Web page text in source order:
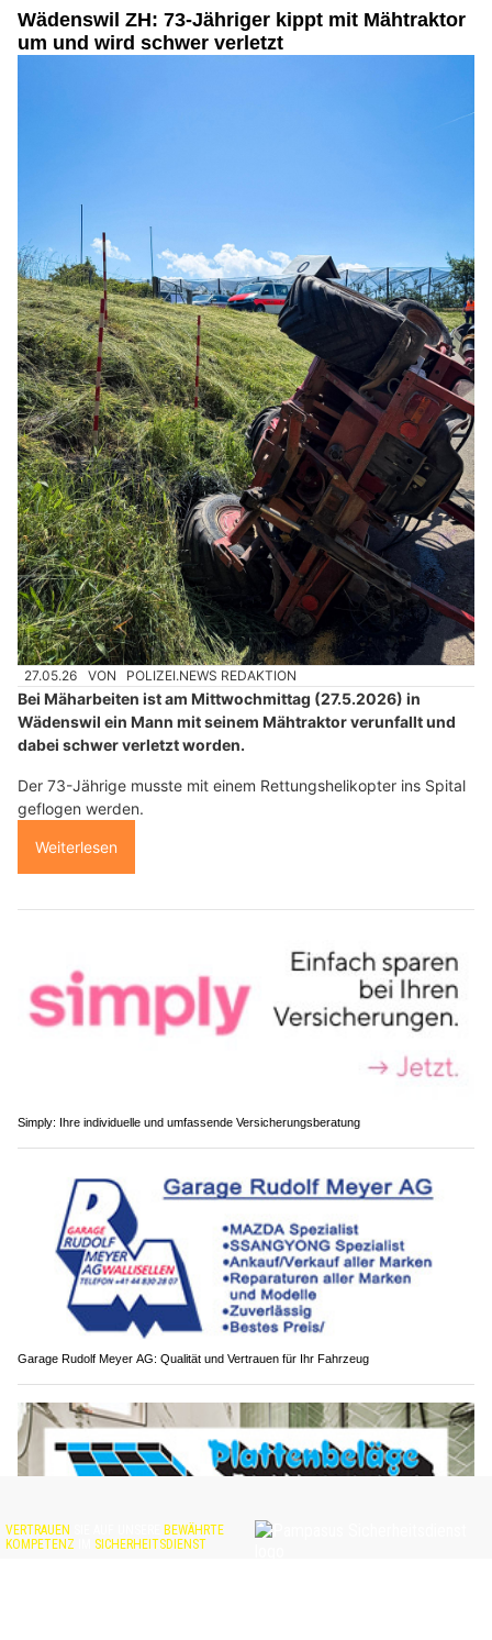
Wädenswil ZH: 73-Jähriger kippt mit Mähtraktor
um und wird schwer verletzt
27.05.26 VON POLIZEI.NEWS REDAKTION
Bei Mäharbeiten ist am Mittwochmittag (27.5.2026) in
Wädenswil ein Mann mit seinem Mähtraktor verunfallt und
dabei schwer verletzt worden.
Der 73-Jährige musste mit einem Rettungshelikopter ins Spital
geflogen werden.
Weiterlesen
Simply: Ihre individuelle und umfassende Versicherungsberatung
Garage Rudolf Meyer AG: Qualität und Vertrauen für Ihr Fahrzeug